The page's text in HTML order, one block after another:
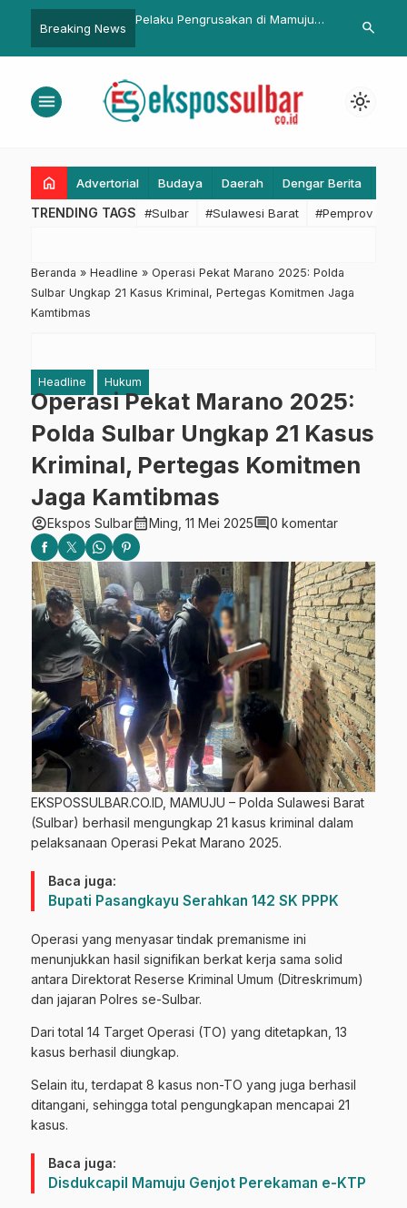
Breaking News
Polisi, Begini Motifnya
Pemprov Sulbar Gelar Pasar
Komoditas Pangan
Polresta
Sungai
search
menu light_mode
home Advertorial Budaya Daerah Dengar Berita
TRENDING TAGS #Sulbar #Sulawesi Barat #Pemprov
Beranda » Headline » Operasi Pekat Marano 2025: Polda
Sulbar Ungkap 21 Kasus Kriminal, Pertegas Komitmen Jaga
Kamtibmas
Headline Hukum
Operasi Pekat Marano 2025:
Polda Sulbar Ungkap 21 Kasus
Kriminal, Pertegas Komitmen
Jaga Kamtibmas
account_circleEkspos Sulbarcalendar_monthMing, 11 Mei 2025comment0 komentar
EKSPOSSULBAR.CO.ID, MAMUJU – Polda Sulawesi Barat
(Sulbar) berhasil mengungkap 21 kasus kriminal dalam
pelaksanaan Operasi Pekat Marano 2025.
Baca juga:
Bupati Pasangkayu Serahkan 142 SK PPPK
Operasi yang menyasar tindak premanisme ini
menunjukkan hasil signifikan berkat kerja sama solid
antara Direktorat Reserse Kriminal Umum (Ditreskrimum)
dan jajaran Polres se-Sulbar.
Dari total 14 Target Operasi (TO) yang ditetapkan, 13
kasus berhasil diungkap.
Selain itu, terdapat 8 kasus non-TO yang juga berhasil
ditangani, sehingga total pengungkapan mencapai 21
kasus.
Baca juga:
Disdukcapil Mamuju Genjot Perekaman e-KTP